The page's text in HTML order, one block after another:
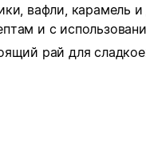
вафли, карамель
и с
рай для